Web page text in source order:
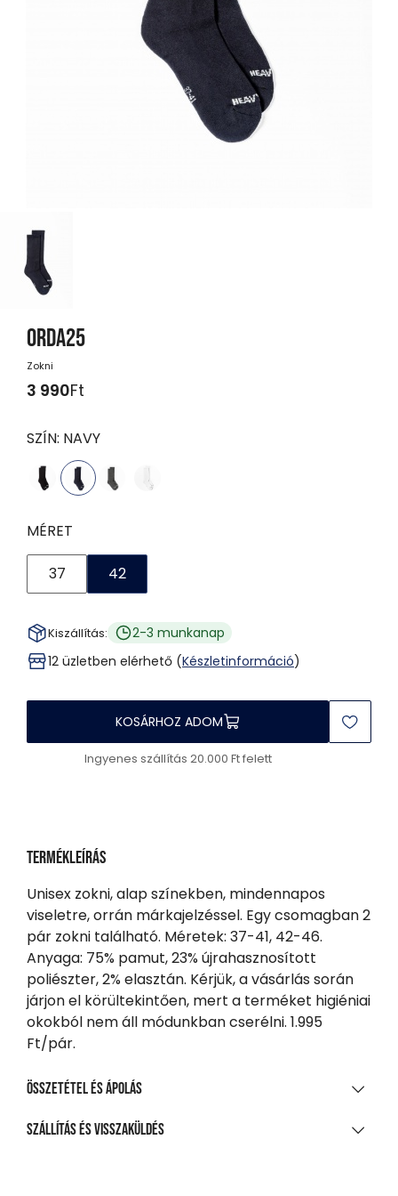
ORDA25
Zokni
3 990Ft
SZÍN: NAVY
MÉRET
37 42
Kiszállítás:
2-3 munkanap
12 üzletben elérhető (Készletinformáció)
KOSÁRHOZ ADOM
Ingyenes szállítás 20.000 Ft felett
Termékleírás
Unisex zokni, alap színekben, mindennapos
viseletre, orrán márkajelzéssel. Egy csomagban 2
pár zokni található. Méretek: 37-41, 42-46.
Anyaga: 75% pamut, 23% újrahasznosított
poliészter, 2% elasztán. Kérjük, a vásárlás során
járjon el körültekintően, mert a terméket higiéniai
okokból nem áll módunkban cserélni. 1.995
Ft/pár.
Összetétel és ápolás
ANYAGÖSSZETÉTEL
Szállítás és visszaküldés